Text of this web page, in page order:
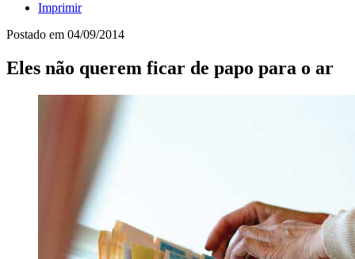
Imprimir
Postado em 04/09/2014
Eles não querem ficar de papo para o ar